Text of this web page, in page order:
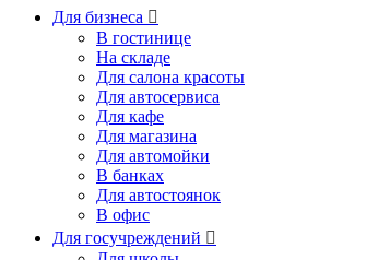
Для бизнеса 
В гостинице
На складе
Для салона красоты
Для автосервиса
Для кафе
Для магазина
Для автомойки
В банках
Для автостоянок
В офис
Для госучреждений 